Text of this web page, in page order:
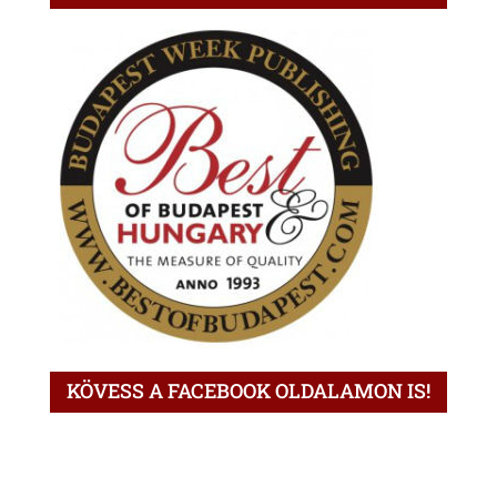
KÖVESS A FACEBOOK OLDALAMON IS!